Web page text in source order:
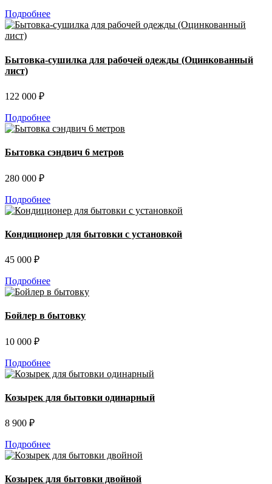
Подробнее
Бытовка-сушилка для рабочей одежды (Оцинкованный
лист)
122 000 ₽
Подробнее
Бытовка сэндвич 6 метров
280 000 ₽
Подробнее
Кондиционер для бытовки с установкой
45 000 ₽
Подробнее
Бойлер в бытовку
10 000 ₽
Подробнее
Козырек для бытовки одинарный
8 900 ₽
Подробнее
Козырек для бытовки двойной